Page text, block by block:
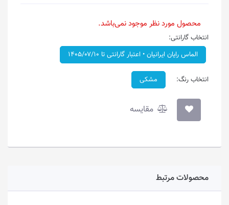
محصول مورد نظر موجود نمی‌باشد.
انتخاب گارانتی:
الماس رایان ایرانیان • اعتبار گارانتی تا ۱۴۰۵/۰۷/۱۰
انتخاب رنگ: مشکی
مقایسه
محصولات مرتبط